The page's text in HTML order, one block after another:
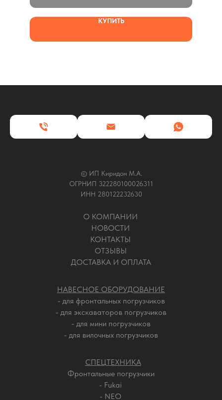
КУПИТЬ
ДОСТАВКА И ОПЛАТА
ОТЗЫВЫ
КОНТАКТЫ
НОВОСТИ
О КОМПАНИИ
- для вилочных погрузчиков
- для мини погрузчиков
- для экскаваторов погрузчиков
- для фронтальных погрузчиков
НАВЕСНОЕ ОБОРУДОВАНИЕ
- NEO
- Fukai
Фронтальные погрузчики
СПЕЦТЕХНИКА
© ИП Киридон М.А.
ОГРНИП 322280100026311
ИНН 280122232630